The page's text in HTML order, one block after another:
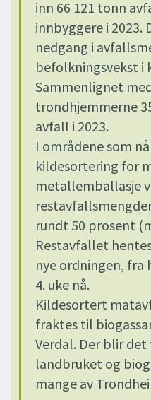
inn 66 121 tonn
innbyggere i 2023.
nedgang i
befolkningsvekst i
Sammenlignet
trondhjemmerne
avfall i 2023.
I områdene som
kildesortering for
metallemballasje
rundt 50 prosent
Restavfallet
nye ordningen, fra
4. uke nå.
Kildesortert
fraktes til
Verdal. Der blir
landbruket og
mange av